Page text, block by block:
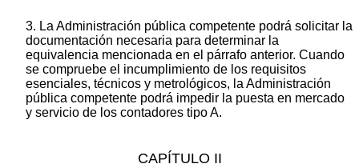
3. La Administración pública competente podrá solicitar la
documentación necesaria para determinar la
equivalencia mencionada en el párrafo anterior. Cuando
se compruebe el incumplimiento de los requisitos
esenciales, técnicos y metrológicos, la Administración
pública competente podrá impedir la puesta en mercado
y servicio de los contadores tipo A.
CAPÍTULO II